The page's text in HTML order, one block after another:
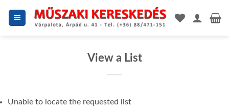
View a List
Unable to locate the requested list